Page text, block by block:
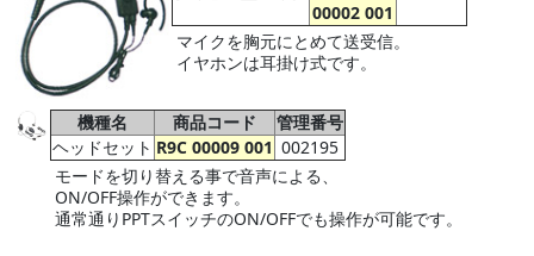
00002 001
マイクを胸元にとめて送受信。
イヤホンは耳掛け式です。
機種名 商品コード
管理番号
ヘッドセット R9C 00009 001 002195
モードを切り替える事で音声による、
ON/OFF操作ができます。
通常通りPPTスイッチのON/OFFでも操作が可能です。